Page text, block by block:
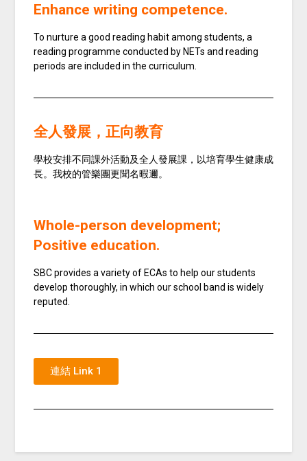
Enhance writing competence.
To nurture a good reading habit among students, a
reading programme conducted by NETs and reading
periods are included in the curriculum.
全人發展，正向教育
學校安排不同課外活動及全人發展課，以培育學生健康成
長。我校的管樂團更聞名暇邇。
Whole-person development;
Positive education.
SBC provides a variety of ECAs to help our students
develop thoroughly, in which our school band is widely
reputed.
連結 Link 1